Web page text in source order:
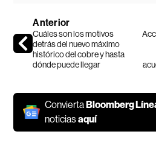
Anterior
Cuáles son los motivos
detrás del nuevo máximo
histórico del cobre y hasta
dónde puede llegar
ConviertaBloomberg
noticiasaquí